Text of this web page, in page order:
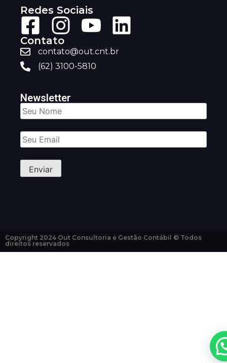
Redes Sociais
Contato
contato@out.cnt.br
(62) 3100-5810
Newsletter
Copyright 2024 Out Consultoria e Gestão Contábil © Todos
direitos reservados